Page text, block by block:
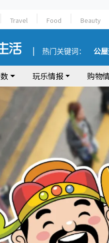
Travel Food Beauty
热门关键词： 公
玩乐情报 购物